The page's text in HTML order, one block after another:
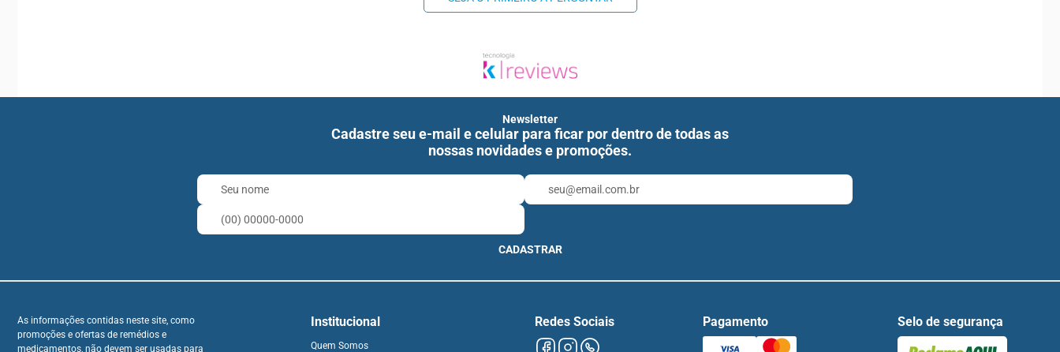
Newsletter
Cadastre seu e-mail e celular para ficar por dentro de todas as
nossas novidades e promoções.
CADASTRAR
As informações contidas neste site, como
promoções e ofertas de remédios e
medicamentos, não devem ser usadas para
Institucional
Quem Somos
Redes Sociais Pagamento Selo de segurança